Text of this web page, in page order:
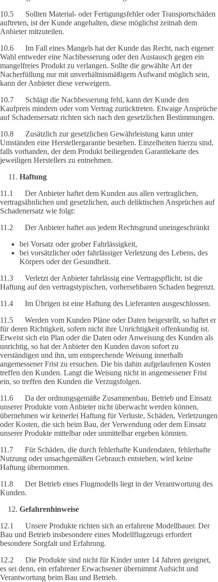
10.5 Sollten Material- oder Fertigungsfehler oder Transportschäden
auftreten, ist der Kunde angehalten, diese möglichst zeitnah dem
Anbieter mitzuteilen.
10.6 Im Fall eines Mangels hat der Kunde das Recht, nach eigener
Wahl entweder eine Nachbesserung oder den Austausch gegen ein
mangelfreies Produkt zu verlangen. Sollte die gewählte Art der
Nacherfüllung nur mit unverhältnismäßigem Aufwand möglich sein,
kann der Anbieter diese verweigern.
10.7 Schlägt die Nachbesserung fehl, kann der Kunde den
Kaufpreis mindern oder vom Vertrag zurücktreten. Etwaige Ansprüche
auf Schadensersatz richten sich nach den gesetzlichen Bestimmungen.
10.8 Zusätzlich zur gesetzlichen Gewährleistung kann unter
Umständen eine Herstellergarantie bestehen. Einzelheiten hierzu sind,
falls vorhanden, der dem Produkt beiliegenden Garantiekarte des
jeweiligen Herstellers zu entnehmen.
Haftung
11.1 Der Anbieter haftet dem Kunden aus allen vertraglichen,
vertragsähnlichen und gesetzlichen, auch deliktischen Ansprüchen auf
Schadenersatz wie folgt:
11.2 Der Anbieter haftet aus jedem Rechtsgrund uneingeschränkt
bei Vorsatz oder grober Fahrlässigkeit,
bei vorsätzlicher oder fahrlässiger Verletzung des Lebens, des
Körpers oder der Gesundheit.
11.3 Verletzt der Anbieter fahrlässig eine Vertragspflicht, ist die
Haftung auf den vertragstypischen, vorhersehbaren Schaden begrenzt.
11.4 Im Übrigen ist eine Haftung des Lieferanten ausgeschlossen.
11.5 Werden vom Kunden Pläne oder Daten beigestellt, so haftet er
für deren Richtigkeit, sofern nicht ihre Unrichtigkeit offenkundig ist.
Erweist sich ein Plan oder die Daten oder Anweisung des Kunden als
unrichtig, so hat der Anbieter den Kunden davon sofort zu
verständigen und ihn, um entsprechende Weisung innerhalb
angemessener Frist zu ersuchen. Die bis dahin aufgelaufenen Kosten
treffen den Kunden. Langt die Weisung nicht in angemessener Frist
ein, so treffen den Kunden die Verzugsfolgen.
11.6 Da der ordnungsgemäße Zusammenbau, Betrieb und Einsatz
unserer Produkte vom Anbieter nicht überwacht werden können,
übernehmen wir keinerlei Haftung für Verluste, Schäden, Verletzungen
oder Kosten, die sich beim Bau, der Verwendung oder dem Einsatz
unserer Produkte mittelbar oder unmittelbar ergeben könnten.
11.7 Für Schäden, die durch fehlerhafte Kundendaten, fehlerhafte
Nutzung oder unsachgemäßen Gebrauch entstehen, wird keine
Haftung übernommen.
11.8 Der Betrieb eines Flugmodells liegt in der Verantwortung des
Kunden.
Gefahrenhinweise
12.1 Unsere Produkte richten sich an erfahrene Modellbauer. Der
Bau und Betrieb insbesondere eines Modellflugzeugs erfordert
besondere Sorgfalt und Erfahrung.
12.2 Die Produkte sind nicht für Kinder unter 14 Jahren geeignet,
es sei denn, ein erfahrener Erwachsener übernimmt Aufsicht und
Verantwortung beim Bau und Betrieb.